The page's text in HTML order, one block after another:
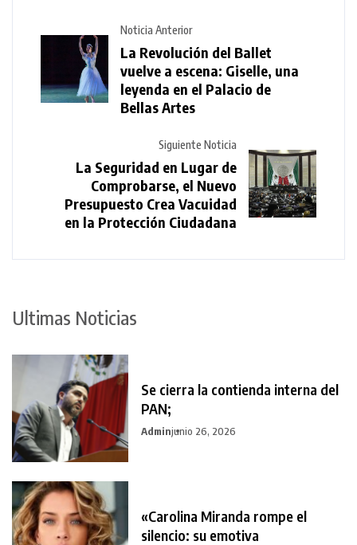
Noticia Anterior
La Revolución del Ballet
vuelve a escena: Giselle, una
leyenda en el Palacio de
Bellas Artes
Siguiente Noticia
La Seguridad en Lugar de
Comprobarse, el Nuevo
Presupuesto Crea Vacuidad
en la Protección Ciudadana
Ultimas Noticias
Se cierra la contienda interna del
PAN;
Adminjunio 26, 2026
«Carolina Miranda rompe el
silencio: su emotiva